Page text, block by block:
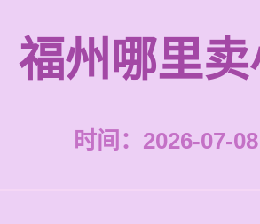
福州哪里
时间：2026-07-